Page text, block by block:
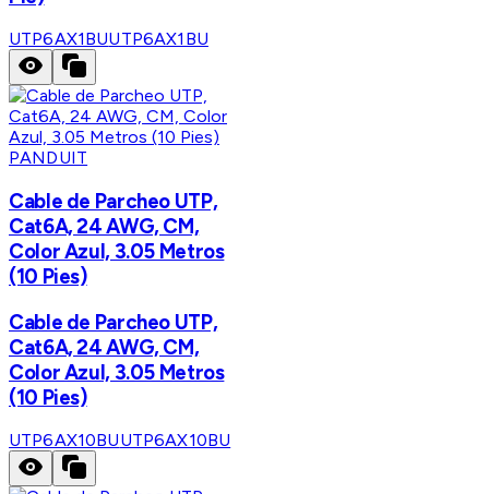
UTP6AX1BUUTP6AX1BU
PANDUIT
Cable de Parcheo UTP,
Cat6A, 24 AWG, CM,
Color Azul, 3.05 Metros
(10 Pies)
Cable de Parcheo UTP,
Cat6A, 24 AWG, CM,
Color Azul, 3.05 Metros
(10 Pies)
UTP6AX10BUUTP6AX10BU